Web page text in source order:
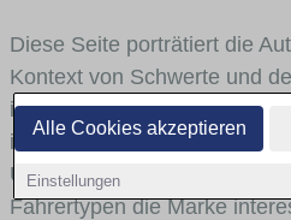
Alle Cookies akzeptieren
Einstellungen
Diese Seite porträtiert die
Kontext von Schwerte und
in welchen Fahrzeugklassen
ist, welche Modellreihen
Umlandverkehr zu sehen
Fahrertypen die Marke